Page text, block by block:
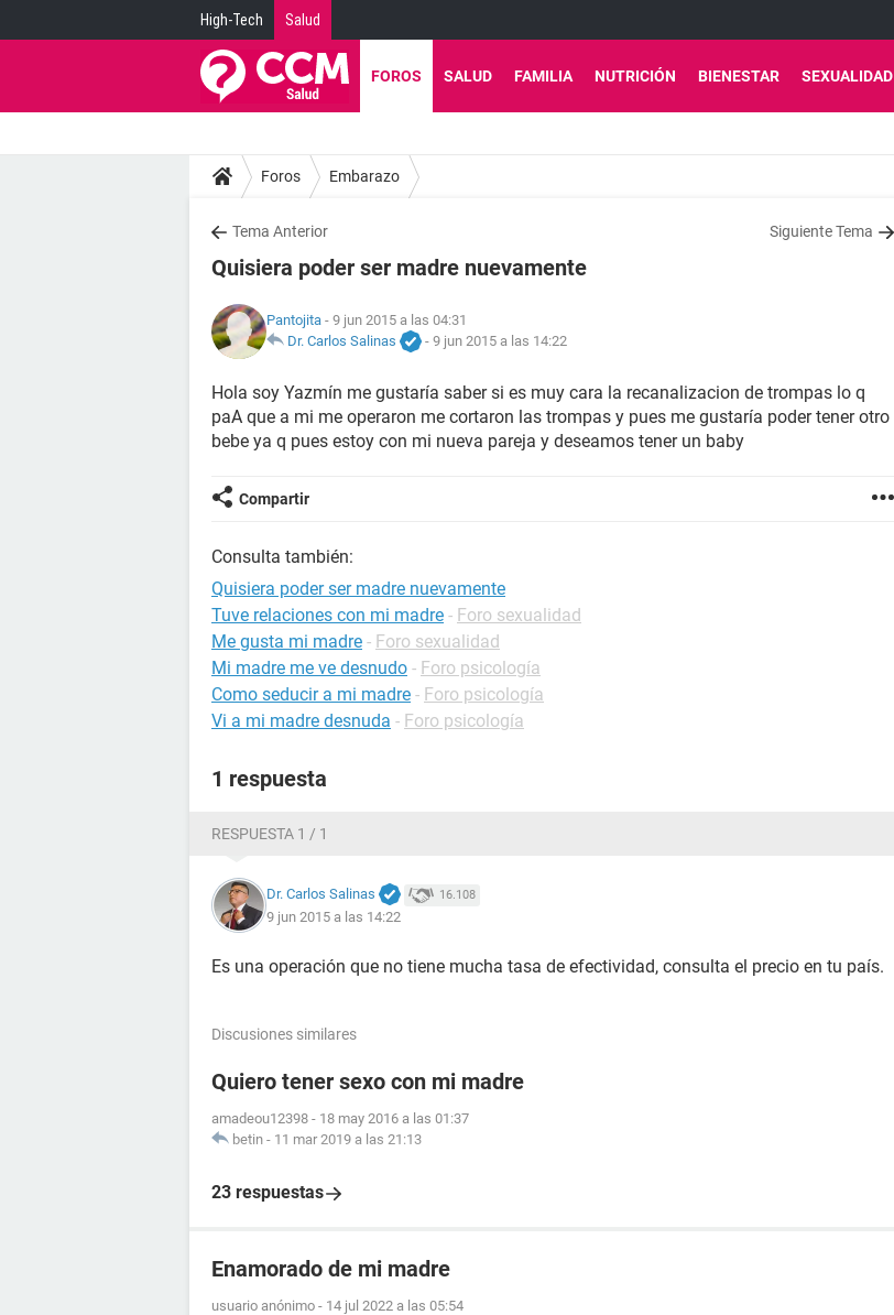
High-Tech Salud
FOROS SALUD FAMILIA NUTRICIÓN BIENESTAR SEXUALIDAD
Foros Embarazo
Tema Anterior Siguiente Tema
Quisiera poder ser madre nuevamente
Pantojita - 9 jun 2015 a las 04:31
Dr. Carlos Salinas
- 9 jun 2015 a las 14:22
Hola soy Yazmín me gustaría saber si es muy cara la recanalizacion de trompas lo q
paA que a mi me operaron me cortaron las trompas y pues me gustaría poder tener otro
bebe ya q pues estoy con mi nueva pareja y deseamos tener un baby
Compartir
Consulta también:
Quisiera poder ser madre nuevamente
Tuve relaciones con mi madre - Foro sexualidad
Me gusta mi madre - Foro sexualidad
Mi madre me ve desnudo - Foro psicología
Como seducir a mi madre - Foro psicología
Vi a mi madre desnuda - Foro psicología
1 respuesta
RESPUESTA 1 / 1
Dr. Carlos Salinas 16.108
9 jun 2015 a las 14:22
Es una operación que no tiene mucha tasa de efectividad, consulta el precio en tu país.
Discusiones similares
Quiero tener sexo con mi madre
amadeou12398 - 18 may 2016 a las 01:37
betin - 11 mar 2019 a las 21:13
23 respuestas
Enamorado de mi madre
usuario anónimo - 14 jul 2022 a las 05:54